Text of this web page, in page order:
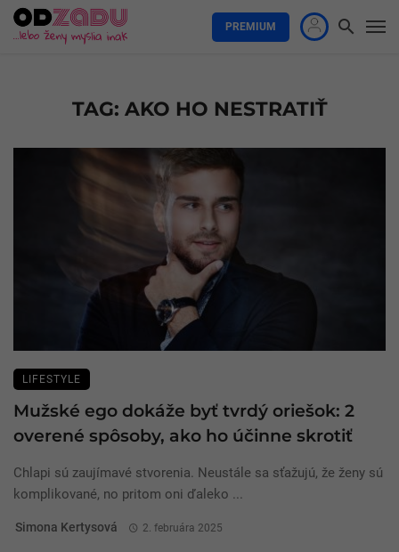
PREMIUM
TAG: AKO HO NESTRATIŤ
LIFESTYLE
Mužské ego dokáže byť tvrdý oriešok: 2
overené spôsoby, ako ho účinne skrotiť
Chlapi sú zaujímavé stvorenia. Neustále sa sťažujú, že ženy sú
komplikované, no pritom oni ďaleko ...
Simona Kertysová 2. februára 2025